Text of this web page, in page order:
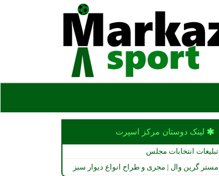
لینک دوستان مركز اسپرت
تبلیغات انتخابات مجلس
مستر گرین وال | مجری و طراح انواع دیوار سبز